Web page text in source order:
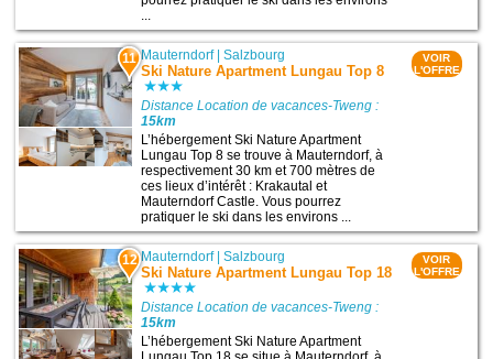
11 Mauterndorf|Salzbourg
Ski Nature Apartment Lungau Top 8
Distance Location de vacances-Tweng :
15km
L’hébergement Ski Nature Apartment
Lungau Top 8 se trouve à Mauterndorf, à
respectivement 30 km et 700 mètres de
ces lieux d’intérêt : Krakautal et
Mauterndorf Castle. Vous pourrez
pratiquer le ski dans les environs ...
VOIR
L'OFFRE
12 Mauterndorf|Salzbourg
Ski Nature Apartment Lungau Top 18
Distance Location de vacances-Tweng :
15km
L’hébergement Ski Nature Apartment
VOIR
L'OFFRE